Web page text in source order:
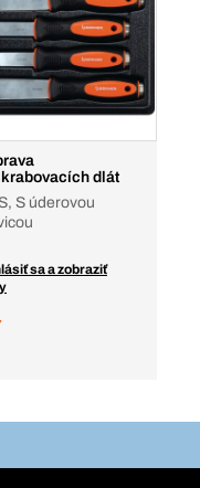
dlát
S úderovou
sa a zobraziť